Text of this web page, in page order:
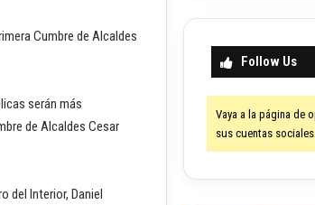
Cumbre de Alcaldes
serán más
de Alcaldes Cesar
del Interior, Daniel
Follow Us
Vaya a la página de
sus cuentas sociales.